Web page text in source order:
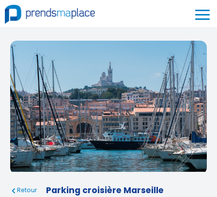
Retour Parking croisière Marseille